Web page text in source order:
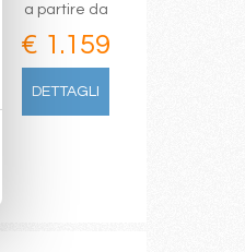
a partire da
€ 1.159
DETTAGLI